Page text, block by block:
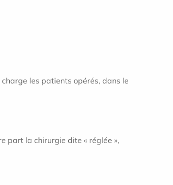
les patients opérés, dans le
part la chirurgie dite « réglée »,